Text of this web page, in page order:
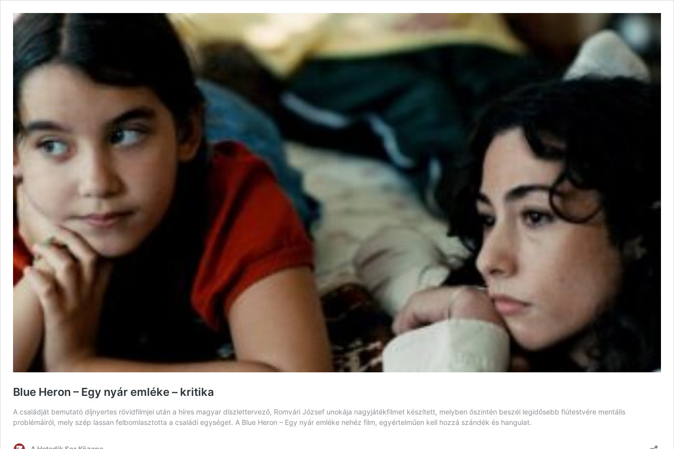
Blue Heron – Egy nyár emléke – kritika
A családját bemutató díjnyertes rövidfilmjei után a híres magyar díszlettervező, Romvári József unokája nagyjátékfilmet készített, melyben őszintén beszél legidősebb fiútestvére mentális
problémáiról, mely szép lassan felbomlasztotta a családi egységet. A Blue Heron – Egy nyár emléke nehéz film, egyértelműen kell hozzá szándék és hangulat.